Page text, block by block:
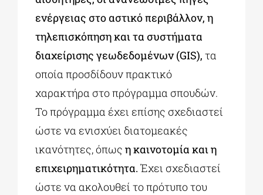
ενέργειας στο αστικό περιβάλλον, η
τηλεπισκόπηση και τα συστήματα
διαχείρισης γεωδεδομένων (GIS), τα
οποία προσδίδουν πρακτικό
χαρακτήρα στο πρόγραμμα σπουδών.
Το πρόγραμμα έχει επίσης σχεδιαστεί
ώστε να ενισχύει διατομεακές
ικανότητες, όπως η καινοτομία και η
επιχειρηματικότητα. Έχει σχεδιαστεί
ώστε να ακολουθεί το πρότυπο του